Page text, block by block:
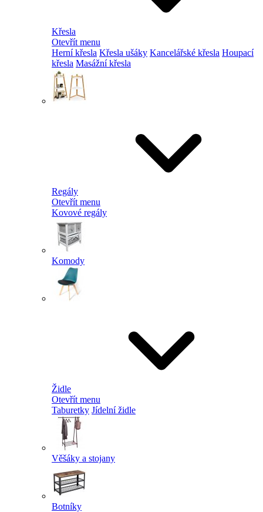
Křesla
Otevřít menu
Herní křesla Křesla ušáky Kancelářské křesla Houpací
křesla Masážní křesla
Regály
Otevřít menu
Kovové regály
Komody
Židle
Otevřít menu
Taburetky Jídelní židle
Věšáky a stojany
Botníky